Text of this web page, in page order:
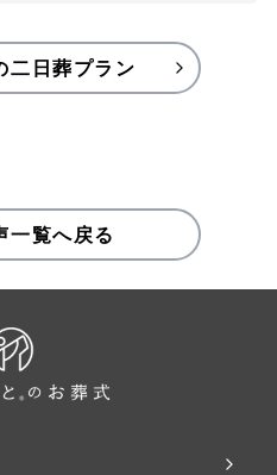
二日葬プラン
一覧へ戻る